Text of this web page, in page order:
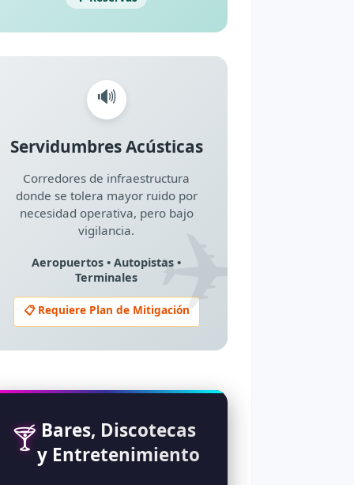
✈️
🔊
Servidumbres Acústicas
Corredores de infraestructura
donde se tolera mayor ruido por
necesidad operativa, pero bajo
vigilancia.
Aeropuertos • Autopistas •
Terminales
📋 Requiere Plan de Mitigación
🍸 Bares, Discotecas
y Entretenimiento